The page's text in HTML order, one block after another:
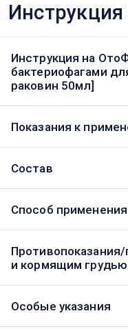
Инструкция
Инструкция на
бактериофагами
раковин 50мл]
Показания к
Состав
Способ
и кормящим грудью
Особые указания